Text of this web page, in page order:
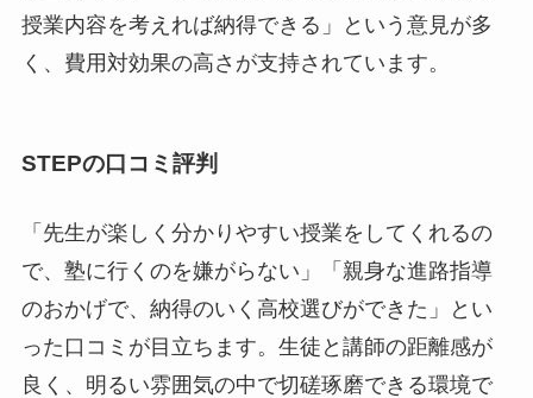
授業内容を考えれば納得できる」という意見が多
く、費用対効果の高さが支持されています。
STEPの口コミ評判
「先生が楽しく分かりやすい授業をしてくれるの
で、塾に行くのを嫌がらない」「親身な進路指導
のおかげで、納得のいく高校選びができた」とい
った口コミが目立ちます。生徒と講師の距離感が
良く、明るい雰囲気の中で切磋琢磨できる環境で